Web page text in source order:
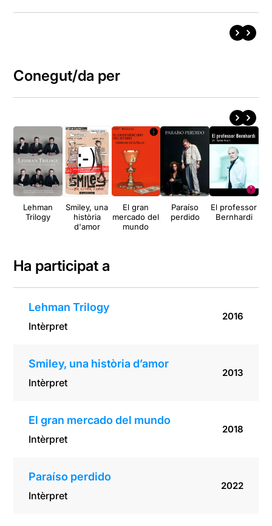
Conegut/da per
Lehman
Trilogy
Smiley, una
història
d'amor
El gran
mercado del
mundo
Paraíso
perdido
El professor
Bernhardi
Ha participat a
Lehman Trilogy
Intèrpret
2016
Smiley, una història d’amor
Intèrpret
2013
El gran mercado del mundo
Intèrpret
2018
Paraíso perdido
Intèrpret
2022